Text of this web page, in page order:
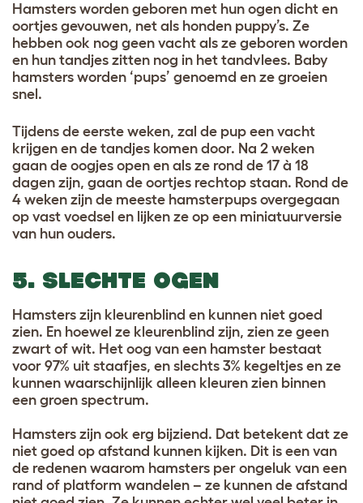
Hamsters worden geboren met hun ogen dicht en
oortjes gevouwen, net als honden puppy’s. Ze
hebben ook nog geen vacht als ze geboren worden
en hun tandjes zitten nog in het tandvlees. Baby
hamsters worden ‘pups’ genoemd en ze groeien
snel.
Tijdens de eerste weken, zal de pup een vacht
krijgen en de tandjes komen door. Na 2 weken
gaan de oogjes open en als ze rond de 17 à 18
dagen zijn, gaan de oortjes rechtop staan. Rond de
4 weken zijn de meeste hamsterpups overgegaan
op vast voedsel en lijken ze op een miniatuurversie
van hun ouders.
5. SLECHTE OGEN
Hamsters zijn kleurenblind en kunnen niet goed
zien. En hoewel ze kleurenblind zijn, zien ze geen
zwart of wit. Het oog van een hamster bestaat
voor 97% uit staafjes, en slechts 3% kegeltjes en ze
kunnen waarschijnlijk alleen kleuren zien binnen
een groen spectrum.
Hamsters zijn ook erg bijziend. Dat betekent dat ze
niet goed op afstand kunnen kijken. Dit is een van
de redenen waarom hamsters per ongeluk van een
rand of platform wandelen – ze kunnen de afstand